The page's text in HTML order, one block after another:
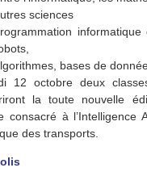
sciences
bases de
12 octobre deux
la toute nouvelle
consacré à l’Intelligence
des transports.